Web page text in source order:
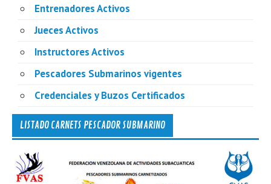
Entrenadores Activos
Jueces Activos
Instructores Activos
Pescadores Submarinos vigentes
Credenciales y Buzos Certificados
LISTADO CARNETS PESCADOR SUBMARINO